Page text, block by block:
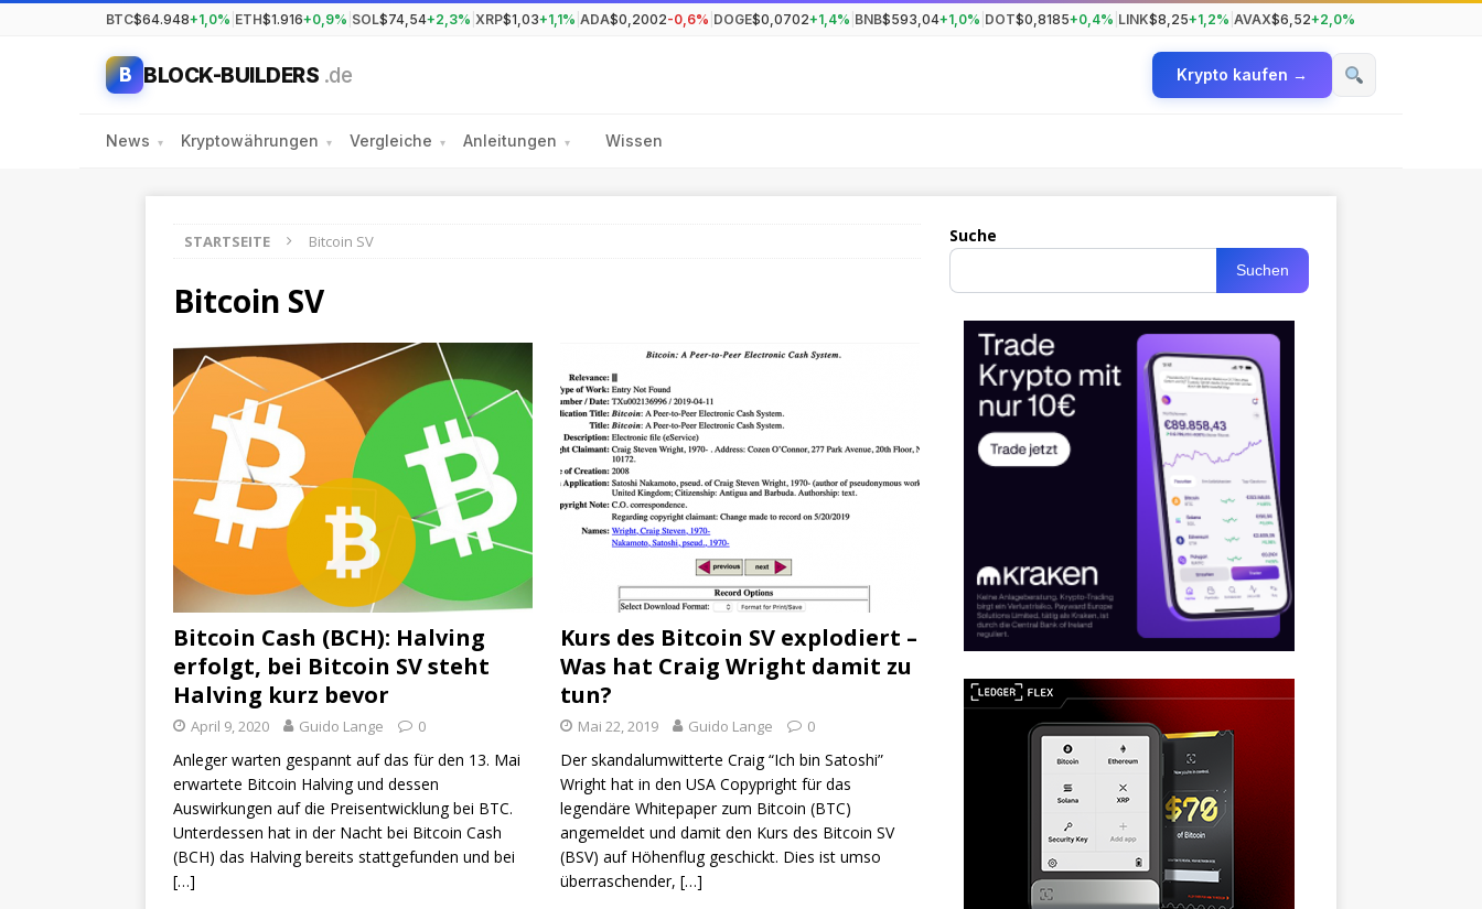
BTC$64.948+1,0% ETH$1.916+0,9% SOL$74,54+2,3% XRP$1,03+1,1% ADA$0,2002-0,6% DOGE$0,0702+1,4% BNB$593,04+1,0% DOT$0,8185+0,4% LINK$8,25+1,2% AVAX$6,52+2,0%
B BLOCK-BUILDERS .de Krypto kaufen →
News ▾ Kryptowährungen ▾ Vergleiche ▾ Anleitungen ▾ Wissen
STARTSEITE Bitcoin SV
Bitcoin SV
Bitcoin Cash (BCH): Halving
erfolgt, bei Bitcoin SV steht
Halving kurz bevor
April 9, 2020 Guido Lange 0
Anleger warten gespannt auf das für den 13. Mai
erwartete Bitcoin Halving und dessen
Auswirkungen auf die Preisentwicklung bei BTC.
Unterdessen hat in der Nacht bei Bitcoin Cash
(BCH) das Halving bereits stattgefunden und bei
[…]
Kurs des Bitcoin SV explodiert –
Was hat Craig Wright damit zu
tun?
Mai 22, 2019 Guido Lange 0
Der skandalumwitterte Craig “Ich bin Satoshi”
Wright hat in den USA Copypright für das
legendäre Whitepaper zum Bitcoin (BTC)
angemeldet und damit den Kurs des Bitcoin SV
(BSV) auf Höhenflug geschickt. Dies ist umso
überraschender, […]
Suche
Suchen